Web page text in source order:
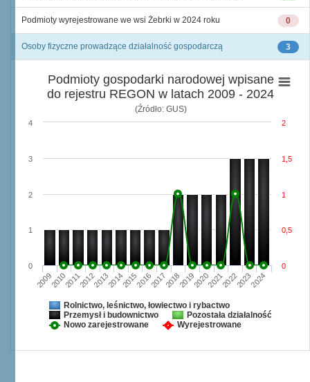
0
Podmioty wyrejestrowane we wsi Żebrki w 2024 roku
3
Osoby fizyczne prowadzące działalność gospodarczą
Podmioty gospodarki narodowej wpisane
do rejestru REGON w latach 2009 - 2024
(Źródło: GUS)
2009201020112012201320142015201620172018201920202021202220232024
0
1
2
3
4
0
0,5
1
1,5
2
Rolnictwo, leśnictwo, łowiectwo i rybactwo
Przemysł i budownictwo
Pozostała działalność
Nowo zarejestrowane
Wyrejestrowane